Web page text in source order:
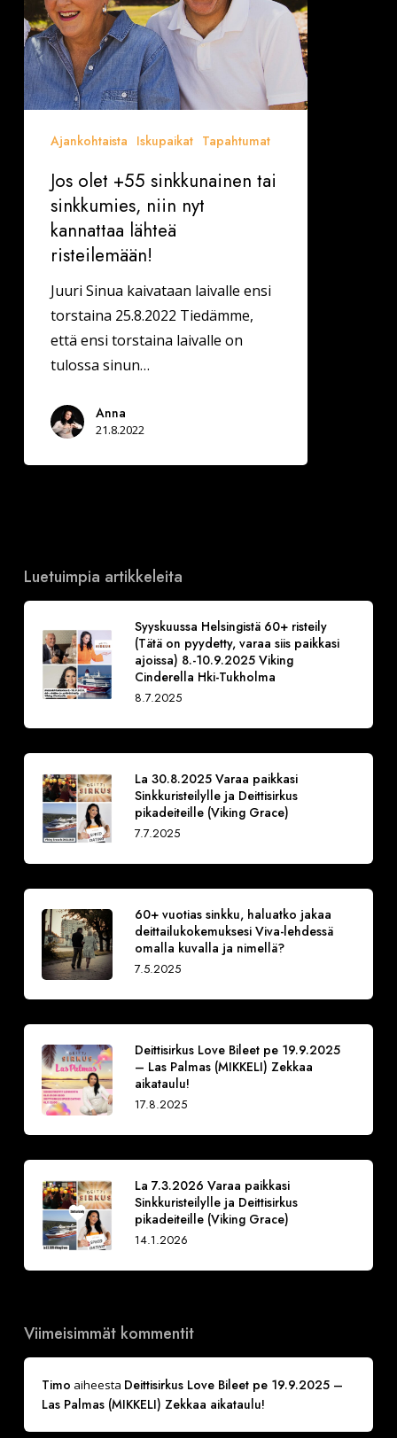
nyt
kannattaa
lähteä
risteilemään!
Ajankohtaista Iskupaikat Tapahtumat
Jos olet +55 sinkkunainen tai
sinkkumies, niin nyt
kannattaa lähteä
risteilemään!
Juuri Sinua kaivataan laivalle ensi
torstaina 25.8.2022 Tiedämme,
että ensi torstaina laivalle on
tulossa sinun…
Anna
21.8.2022
Luetuimpia artikkeleita
Syyskuussa Helsingistä 60+ risteily
(Tätä on pyydetty, varaa siis paikkasi
ajoissa) 8.-10.9.2025 Viking
Cinderella Hki-Tukholma
8.7.2025
La 30.8.2025 Varaa paikkasi
Sinkkuristeilylle ja Deittisirkus
pikadeiteille (Viking Grace)
7.7.2025
60+ vuotias sinkku, haluatko jakaa
deittailukokemuksesi Viva-lehdessä
omalla kuvalla ja nimellä?
7.5.2025
Deittisirkus Love Bileet pe 19.9.2025
– Las Palmas (MIKKELI) Zekkaa
aikataulu!
17.8.2025
La 7.3.2026 Varaa paikkasi
Sinkkuristeilylle ja Deittisirkus
pikadeiteille (Viking Grace)
14.1.2026
Viimeisimmät kommentit
Timo aiheesta Deittisirkus Love Bileet pe 19.9.2025 –
Las Palmas (MIKKELI) Zekkaa aikataulu!